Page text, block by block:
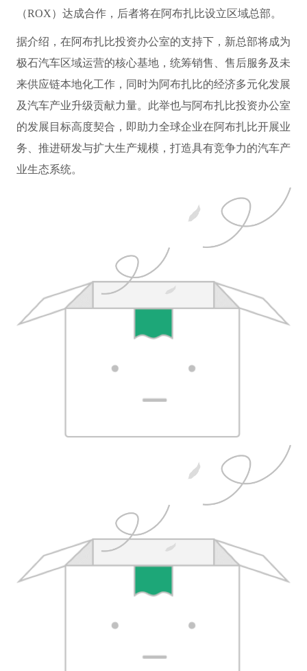
（ROX）达成合作，后者将在阿布扎比设立区域总部。
据介绍，在阿布扎比投资办公室的支持下，新总部将成为
极石汽车区域运营的核心基地，统筹销售、售后服务及未
来供应链本地化工作，同时为阿布扎比的经济多元化发展
及汽车产业升级贡献力量。此举也与阿布扎比投资办公室
的发展目标高度契合，即助力全球企业在阿布扎比开展业
务、推进研发与扩大生产规模，打造具有竞争力的汽车产
业生态系统。